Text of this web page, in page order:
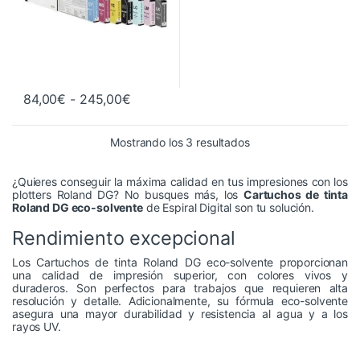
84,00€ - 245,00€Rango de precios: desde 84,00€
Este producto tiene múltiples variantes. Las opciones se
Mostrando los 3 resultadosOrdenado por
¿Quieres conseguir la máxima calidad en tus impresiones con los
plotters Roland DG? No busques más, los Cartuchos de tinta
Roland DG eco-solventede Espiral Digital son tu solución.
Rendimiento excepcional
Los Cartuchos de tinta Roland DG eco-solvente proporcionan
una calidad de impresión superior, con colores vivos y
duraderos. Son perfectos para trabajos que requieren alta
resolución y detalle. Adicionalmente, su fórmula eco-solvente
asegura una mayor durabilidad y resistencia al agua y a los
rayos UV.